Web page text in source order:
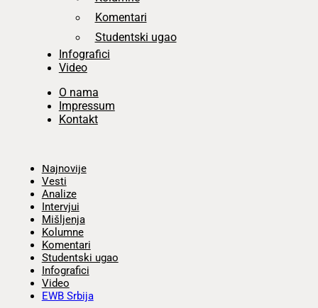
Komentari
Studentski ugao
Infografici
Video
O nama
Impressum
Kontakt
Najnovije
Vesti
Analize
Intervjui
Mišljenja
Kolumne
Komentari
Studentski ugao
Infografici
Video
EWB Srbija